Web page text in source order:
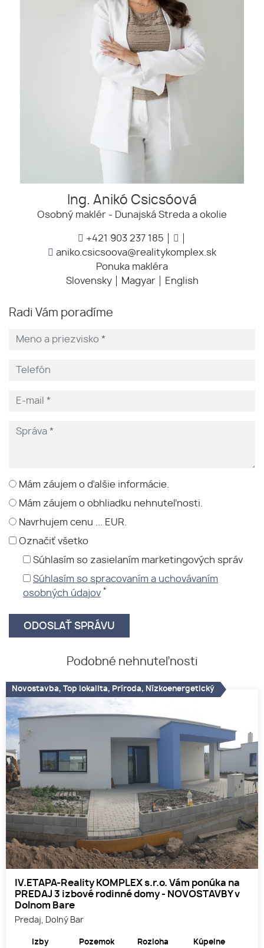
Ing. Anikó Csicsóová
Osobný maklér - Dunajská Streda a okolie
+421 903 237 185
aniko.csicsoova@realitykomplex.sk
Ponuka makléra
Slovensky
Magyar English
Radi Vám poradíme
Mám záujem o ďalšie informácie.
Mám záujem o obhliadku nehnuteľnosti.
Navrhujem cenu ... EUR.
Označiť všetko
Súhlasím so zasielaním marketingových správ
Súhlasím so spracovaním a uchovávaním
osobných údajov *
Podobné nehnuteľnosti
IV.ETAPA-Reality KOMPLEX s.r.o. Vám ponúka na
PREDAJ 3 izbové rodinné domy - NOVOSTAVBY v
Dolnom Bare
Predaj, Dolný Bar
Izby
Pozemok
Rozloha
Kúpelne
Novostavba, Top lokalita, Príroda, Nízkoenergetický